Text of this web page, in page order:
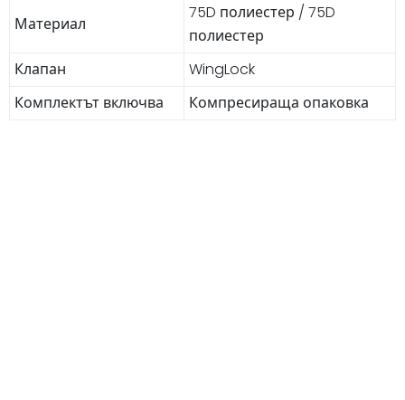
Материал
75D полиестер / 75D
полиестер
Клапан
WingLock
Комплектът включва
Компресираща опаковка